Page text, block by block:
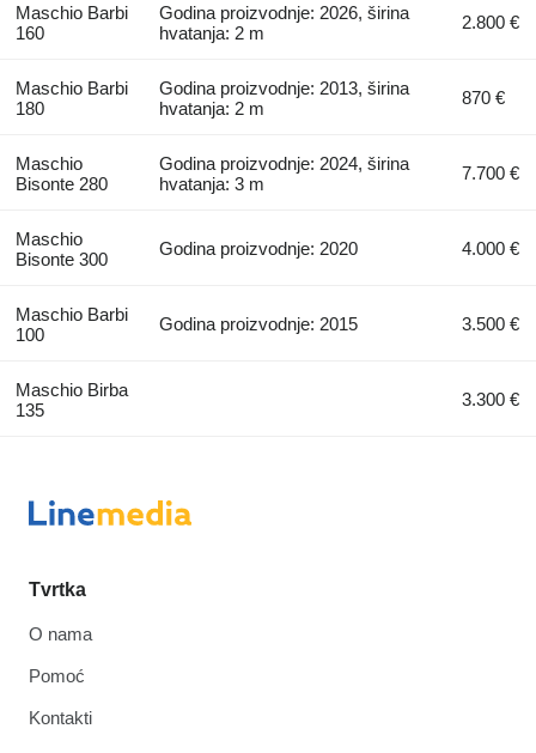
Maschio Barbi
160
Godina proizvodnje: 2026, širina
hvatanja: 2 m
2.800 €
Maschio Barbi
180
Godina proizvodnje: 2013, širina
hvatanja: 2 m
870 €
Maschio
Bisonte 280
Godina proizvodnje: 2024, širina
hvatanja: 3 m
7.700 €
Maschio
Bisonte 300
Godina proizvodnje: 2020 4.000 €
Maschio Barbi
100
Godina proizvodnje: 2015 3.500 €
Maschio Birba
135
3.300 €
Tvrtka
O nama
Pomoć
Kontakti